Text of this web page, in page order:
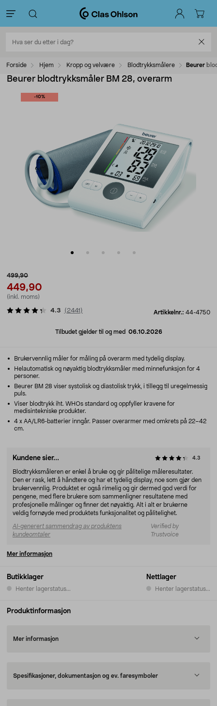
Forside Hjem Kropp og velvære Blodtrykksmålere Beurer
Beurer blodtrykksmåler BM 28, overarm
-10%
499,90
449,90
(inkl. moms)
Artikkelnr.: 44-4750
4.3 ( 2441 )
Tilbudet gjelder til og med 06.10.2026
Butikklager
Henter lagerstatus...
Nettlager
Henter lagerstatus...
Brukervennlig måler for måling på overarm med tydelig display.
Helautomatisk og nøyaktig blodtrykksmåler med minnefunksjon for 4
personer.
Beurer BM 28 viser systolisk og diastolisk trykk, i tillegg til uregelmessig
puls.
Viser blodtrykk iht. WHOs standard og oppfyller kravene for
medisintekniske produkter.
4 x AA/LR6-batterier inngår. Passer overarmer med omkrets på 22–42
cm.
Kundene sier... 4.3
Blodtrykksmåleren er enkel å bruke og gir pålitelige måleresultater.
Den er rask, lett å håndtere og har et tydelig display, noe som gjør den
brukervennlig. Produktet er også rimelig og gir dermed god verdi for
pengene, med flere brukere som sammenligner resultatene med
profesjonelle målinger og finner det nøyaktig. Alt i alt er brukerne
veldig fornøyde med produktets funksjonalitet og pålitelighet.
AI-generert sammendrag av produktens
kundeomtaler
Verified by
Trustvoice
Mer informasjon
Produktinformasjon
Mer informasjon
Spesifikasjoner, dokumentasjon og ev. faresymboler